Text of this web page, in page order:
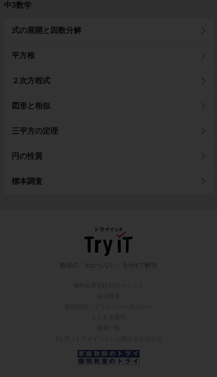
中3数学
式の展開と因数分解
平方根
２次方程式
図形と相似
三平方の定理
円の性質
標本調査
勉強の「わからない」を5分で解決